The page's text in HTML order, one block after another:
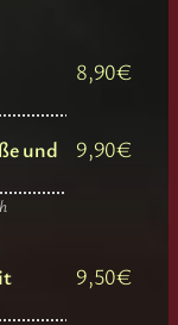
8,90€
und
9,90€
9,50€